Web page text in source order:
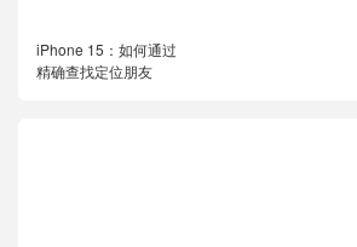
iPhone 15：如何通过
精确查找定位朋友